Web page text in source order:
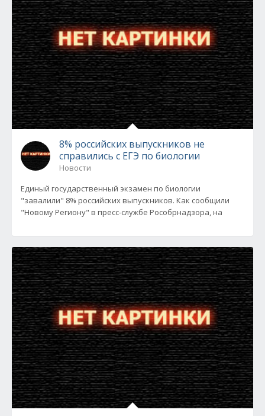
8% российских выпускников не
справились с ЕГЭ по биологии
Новости
Единый государственный экзамен по биологии
"завалили" 8% российских выпускников. Как сообщили
"Новому Региону" в пресс-службе Рособрнадзора, на